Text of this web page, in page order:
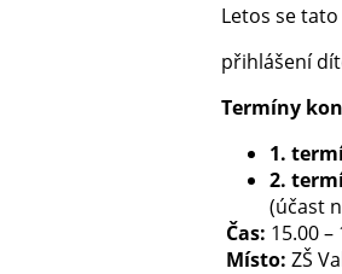
Letos se
přihlášení
Termíny
1.
2.
(účast
Čas: 15.00 –
Místo: ZŠ